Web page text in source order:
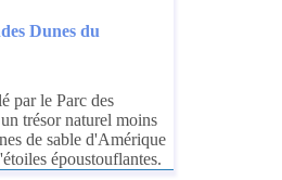
Dunes du
par le Parc des
trésor naturel moins
de sable d'Amérique
époustouflantes.